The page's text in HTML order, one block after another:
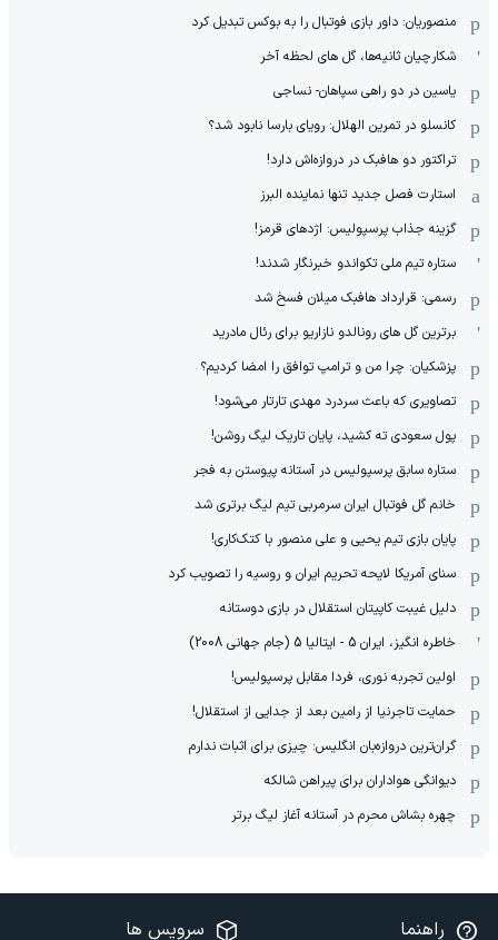
منصوریان: داور بازی فوتبال را به بوکس تبدیل کرد
شکارچیان ثانیه‌ها، گل های لحظه آخر
یاسین در دو راهی سپاهان- نساجی
کانسلو در تمرین الهلال: رویای بارسا نابود شد؟
تراکتور دو هافبک در دروازه‌اش دارد!
استارت فصل جدید تنها نماینده البرز
گزینه جذاب پرسپولیس: اژدهای قرمز!
ستاره تیم ملی تکواندو خبرنگار شدند!
رسمی: قرارداد هافبک میلان فسخ شد
برترین گل های رونالدو نازاریو برای رئال مادرید
پزشکیان: چرا من و ترامپ توافق را امضا کردیم؟
تصاویری که باعث سردرد مهدی تارتار می‌شود!
پول سعودی ته کشید، پایان تاریک لیگ روشن!
ستاره سابق پرسپولیس در آستانه پیوستن به فجر
خانم گل فوتبال ایران سرمربی تیم لیگ برتری شد
پایان بازی تیم یحیی و علی منصور با کتک‌کاری!
سنای آمریکا لایحه تحریم ایران و روسیه را تصویب کرد
دلیل غیبت کاپیتان استقلال در بازی دوستانه
خاطره انگیز، ایران 5 - ایتالیا 5 (جام جهانی 2008)
اولین تجربه نوری، فردا مقابل پرسپولیس!
حمایت تاجرنیا از رامین بعد از جدایی از استقلال!
گران‌ترین دروازه‌بان انگلیس: چیزی برای اثبات ندارم
دیوانگی هواداران برای پیراهن شالکه
چهره بشاش محرم در آستانه آغاز لیگ برتر
راهنما سرویس ها